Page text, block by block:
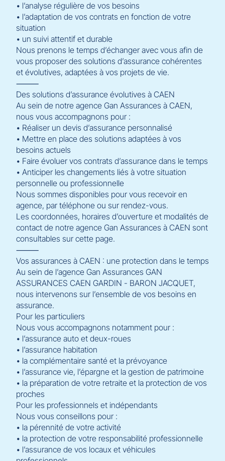
• l’analyse régulière de vos besoins
• l’adaptation de vos contrats en fonction de votre
situation
• un suivi attentif et durable
Nous prenons le temps d’échanger avec vous afin de
vous proposer des solutions d’assurance cohérentes
et évolutives, adaptées à vos projets de vie.
⸻
Des solutions d’assurance évolutives à CAEN
Au sein de notre agence Gan Assurances à CAEN,
nous vous accompagnons pour :
• Réaliser un devis d’assurance personnalisé
• Mettre en place des solutions adaptées à vos
besoins actuels
• Faire évoluer vos contrats d’assurance dans le temps
• Anticiper les changements liés à votre situation
personnelle ou professionnelle
Nous sommes disponibles pour vous recevoir en
agence, par téléphone ou sur rendez-vous.
Les coordonnées, horaires d’ouverture et modalités de
contact de notre agence Gan Assurances à CAEN sont
consultables sur cette page.
⸻
Vos assurances à CAEN : une protection dans le temps
Au sein de l’agence Gan Assurances GAN
ASSURANCES CAEN GARDIN - BARON JACQUET,
nous intervenons sur l’ensemble de vos besoins en
assurance.
Pour les particuliers
Nous vous accompagnons notamment pour :
• l’assurance auto et deux-roues
• l’assurance habitation
• la complémentaire santé et la prévoyance
• l’assurance vie, l’épargne et la gestion de patrimoine
• la préparation de votre retraite et la protection de vos
proches
Pour les professionnels et indépendants
Nous vous conseillons pour :
• la pérennité de votre activité
• la protection de votre responsabilité professionnelle
• l’assurance de vos locaux et véhicules